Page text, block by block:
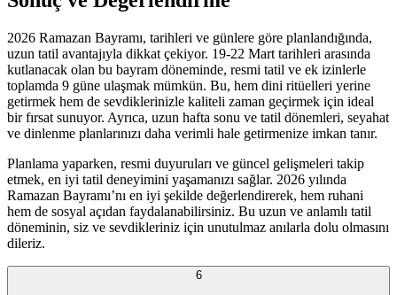
2026 Ramazan Bayramı, tarihleri ve günlere göre planlandığında,
uzun tatil avantajıyla dikkat çekiyor. 19-22 Mart tarihleri arasında
kutlanacak olan bu bayram döneminde, resmi tatil ve ek izinlerle
toplamda 9 güne ulaşmak mümkün. Bu, hem dini ritüelleri yerine
getirmek hem de sevdiklerinizle kaliteli zaman geçirmek için ideal
bir fırsat sunuyor. Ayrıca, uzun hafta sonu ve tatil dönemleri, seyahat
ve dinlenme planlarınızı daha verimli hale getirmenize imkan tanır.
Planlama yaparken, resmi duyuruları ve güncel gelişmeleri takip
etmek, en iyi tatil deneyimini yaşamanızı sağlar. 2026 yılında
Ramazan Bayramı’nı en iyi şekilde değerlendirerek, hem ruhani
hem de sosyal açıdan faydalanabilirsiniz. Bu uzun ve anlamlı tatil
döneminin, siz ve sevdikleriniz için unutulmaz anılarla dolu olmasını
dileriz.
6